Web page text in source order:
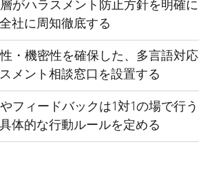
がハラスメント防止方針を明確に
社に周知徹底する
・機密性を確保した、多言語対応
メント相談窓口を設置する
フィードバックは1対1の場で行う
体的な行動ルールを定める